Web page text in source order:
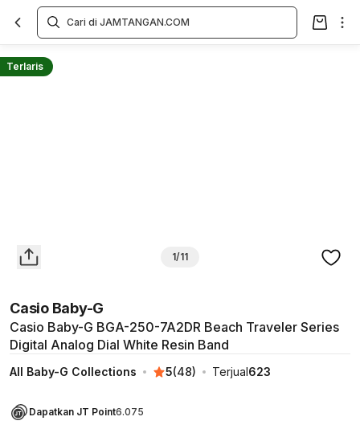
Terlaris
1/11
Casio Baby-G
Casio Baby-G BGA-250-7A2DR Beach Traveler Series
Digital Analog Dial White Resin Band
All Baby-G Collections 5(48) Terjual623
Dapatkan JT Point6.075
Overview